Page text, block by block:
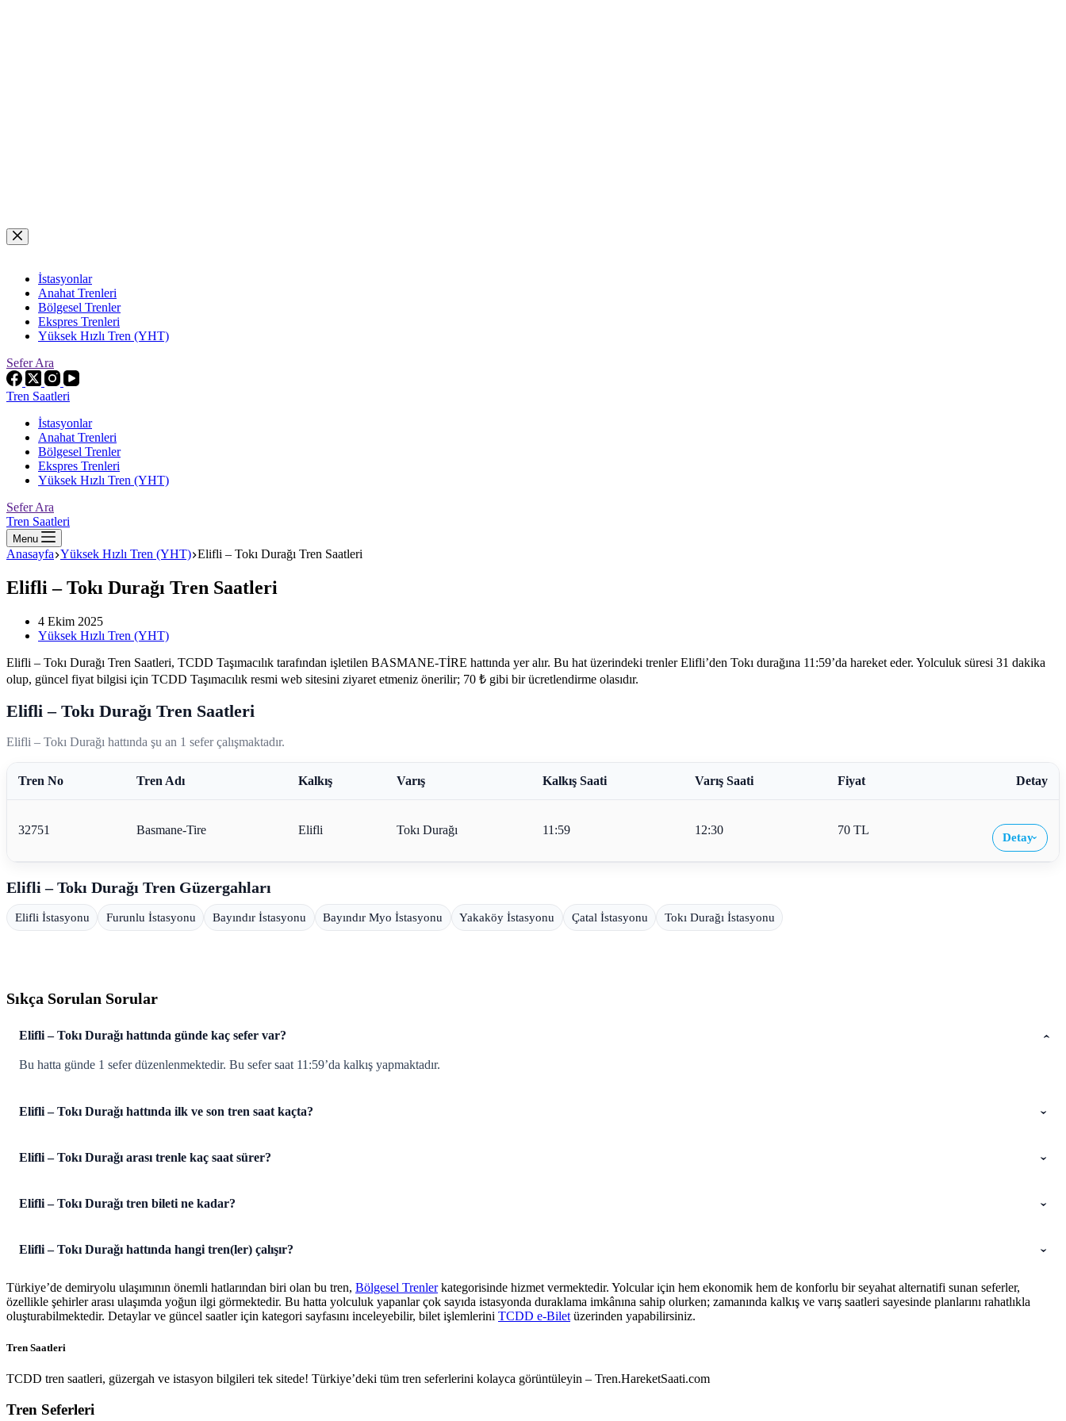
Skip
to
İstasyonlar
Anahat Trenleri
Bölgesel Trenler
Ekspres Trenleri
Yüksek Hızlı Tren (YHT)
Sefer Ara
Tren Saatleri
İstasyonlar
Anahat Trenleri
Bölgesel Trenler
Ekspres Trenleri
Yüksek Hızlı Tren (YHT)
Sefer Ara
Tren Saatleri
Menu
Anasayfa Yüksek Hızlı Tren (YHT) Elifli – Tokı Durağı Tren Saatleri
Elifli – Tokı Durağı Tren Saatleri
4 Ekim 2025
Yüksek Hızlı Tren (YHT)
Elifli – Tokı Durağı Tren Saatleri, TCDD Taşımacılık tarafından işletilen BASMANE-TİRE hattında yer alır. Bu hat üzerindeki trenler Elifli’den Tokı durağına 11:59’da hareket eder. Yolculuk süresi 31 dakika
olup, güncel fiyat bilgisi için TCDD Taşımacılık resmi web sitesini ziyaret etmeniz önerilir; 70 ₺ gibi bir ücretlendirme olasıdır.
Elifli – Tokı Durağı Tren Saatleri
Elifli – Tokı Durağı hattında şu an 1 sefer çalışmaktadır.
Tren No Tren Adı Kalkış Varış Kalkış Saati Varış Saati Fiyat Detay
32751 Basmane-Tire Elifli Tokı Durağı 11:59 12:30 70 TL
Detay›
Elifli – Tokı Durağı Tren Güzergahları
Elifli İstasyonu Furunlu İstasyonu Bayındır İstasyonu Bayındır Myo İstasyonu Yakaköy İstasyonu Çatal İstasyonu Tokı Durağı İstasyonu
Sıkça Sorulan Sorular
Elifli – Tokı Durağı hattında günde kaç sefer var?
Bu hatta günde 1 sefer düzenlenmektedir. Bu sefer saat 11:59’da kalkış yapmaktadır.
Elifli – Tokı Durağı hattında ilk ve son tren saat kaçta?
Elifli – Tokı Durağı arası trenle kaç saat sürer?
Elifli – Tokı Durağı tren bileti ne kadar?
Elifli – Tokı Durağı hattında hangi tren(ler) çalışır?
Türkiye’de demiryolu ulaşımının önemli hatlarından biri olan bu tren, Bölgesel Trenlerkategorisinde hizmet vermektedir. Yolcular için hem ekonomik hem de konforlu bir seyahat alternatifi sunan seferler,
özellikle şehirler arası ulaşımda yoğun ilgi görmektedir. Bu hatta yolculuk yapanlar çok sayıda istasyonda duraklama imkânına sahip olurken; zamanında kalkış ve varış saatleri sayesinde planlarını rahatlıkla
oluşturabilmektedir. Detaylar ve güncel saatler için kategori sayfasını inceleyebilir, bilet işlemlerini TCDD e-Biletüzerinden yapabilirsiniz.
Tren Saatleri
TCDD tren saatleri, güzergah ve istasyon bilgileri tek sitede! Türkiye’deki tüm tren seferlerini kolayca görüntüleyin – Tren.HareketSaati.com
Tren Seferleri